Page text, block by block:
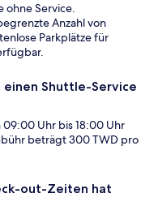
ohne Service.
Anzahl von
Parkplätze für
Shuttle-Service
Uhr bis 18:00 Uhr
beträgt 300 TWD pro
out-Zeiten hat